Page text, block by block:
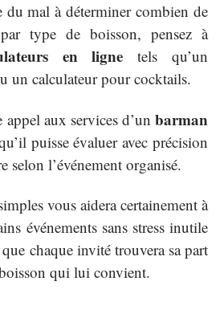
du mal à déterminer combien de
type de boisson, pensez à
en ligne tels qu’un
un calculateur pour cocktails.
appel aux services d’un barman
puisse évaluer avec précision
selon l’événement organisé.
vous aidera certainement à
événements sans stress inutile
chaque invité trouvera sa part
qui lui convient.